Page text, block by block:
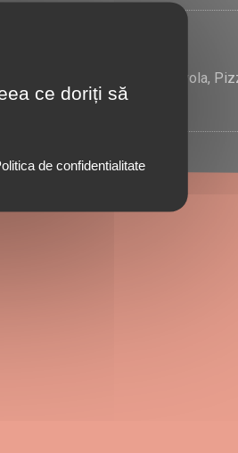
Pizza Salami, Pizza Diavola,
ce doriți să
de confidentialitate